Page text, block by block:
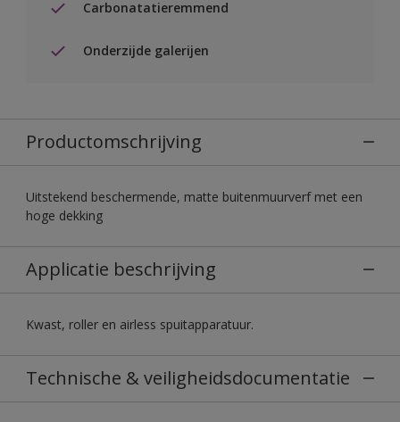
Carbonatatieremmend
Onderzijde galerijen
Productomschrijving
Uitstekend beschermende, matte buitenmuurverf met een
hoge dekking
Applicatie beschrijving
Kwast, roller en airless spuitapparatuur.
Technische & veiligheidsdocumentatie